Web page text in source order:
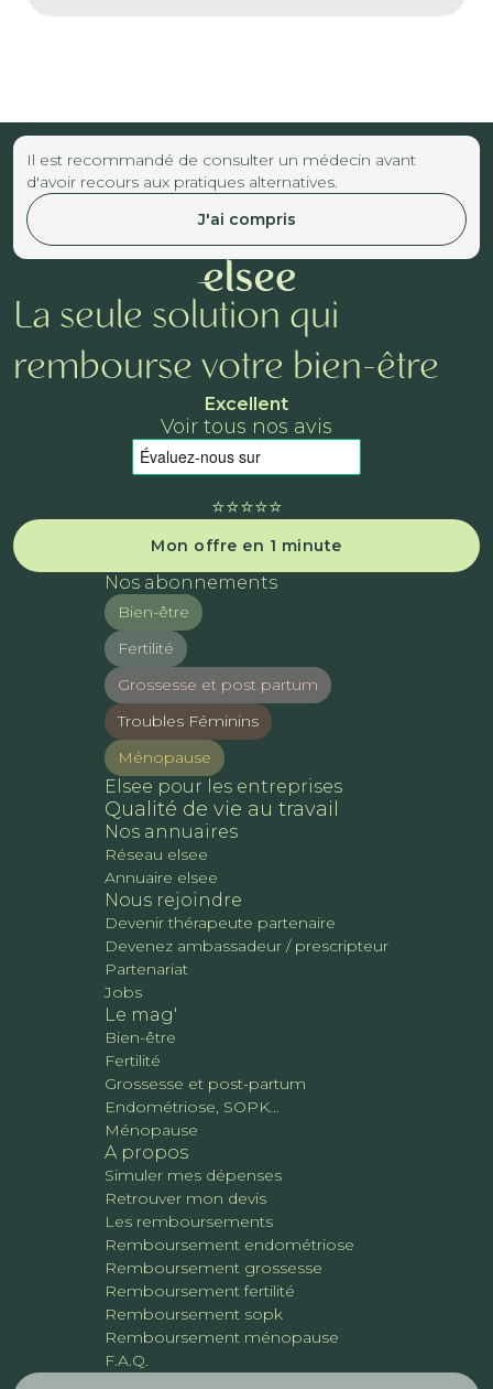
Il est recommandé de consulter un médecin avant
d'avoir recours aux pratiques alternatives.
J'ai compris
La seule solution qui
rembourse votre bien-être
Excellent
Voir tous nos avis
⭐️⭐️⭐️⭐️⭐️
Mon offre en 1 minute
Nos abonnements
Bien-être
Fertilité
Grossesse et post partum
Troubles Féminins
Ménopause
Elsee pour les entreprises
Qualité de vie au travail
Nos annuaires
Réseau elsee
Annuaire elsee
Nous rejoindre
Devenir thérapeute partenaire
Devenez ambassadeur / prescripteur
Partenariat
Jobs
Le mag'
Bien-être
Fertilité
Grossesse et post-partum
Endométriose, SOPK...
Ménopause
A propos
Simuler mes dépenses
Retrouver mon devis
Les remboursements
Remboursement endométriose
Remboursement grossesse
Remboursement fertilité
Remboursement sopk
Remboursement ménopause
F.A.Q.